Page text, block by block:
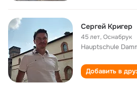
Сергей Кригер
45 лет,Оснабрук
Hauptschule
Добавить в